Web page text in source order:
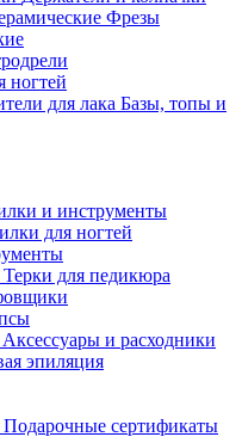
Фрезы
ногтей
Базы, топы и
и инструменты
для ногтей
Терки для педикюра
Аксессуары и расходники
эпиляция
Подарочные сертификаты